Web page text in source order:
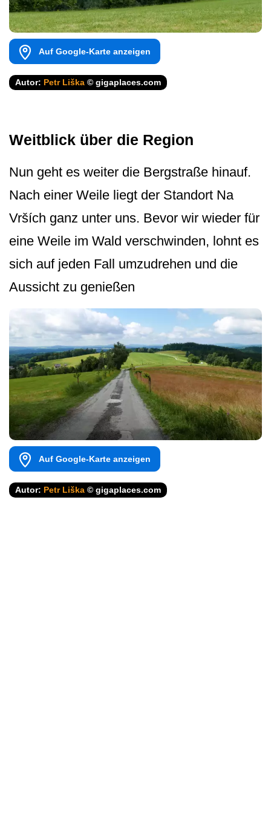
Auf Google-Karte anzeigen
Autor: Petr Liška © gigaplaces.com
Weitblick über die Region
Nun geht es weiter die Bergstraße hinauf.
Nach einer Weile liegt der Standort Na
Vrších ganz unter uns. Bevor wir wieder für
eine Weile im Wald verschwinden, lohnt es
sich auf jeden Fall umzudrehen und die
Aussicht zu genießen
Auf Google-Karte anzeigen
Autor: Petr Liška © gigaplaces.com